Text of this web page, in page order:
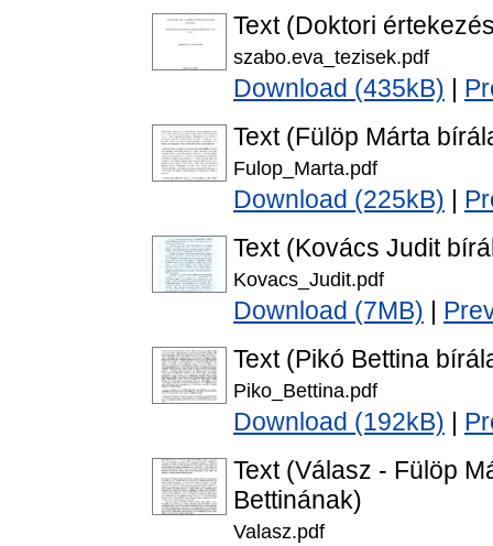
Text (Doktori
szabo.eva_tezisek.pdf
Download (435kB)
Text (Fülöp Márta
Fulop_Marta.pdf
Download (225kB)
Text (Kovács Judit
Kovacs_Judit.pdf
Download (7MB)
Text (Pikó Bettina
Piko_Bettina.pdf
Download (192kB)
Text (Válasz - Fülöp
Bettinának)
Valasz.pdf